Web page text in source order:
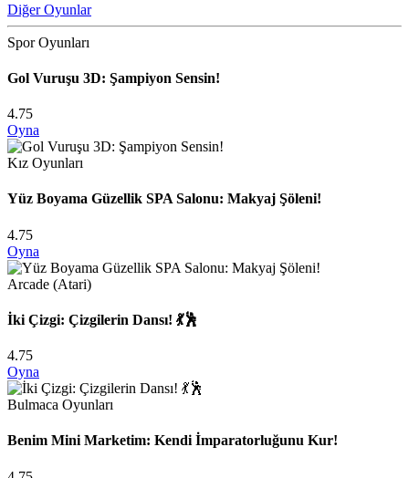
Diğer Oyunlar
Spor Oyunları
Gol Vuruşu 3D: Şampiyon Sensin!
4.75
Oyna
Kız Oyunları
Yüz Boyama Güzellik SPA Salonu: Makyaj Şöleni!
4.75
Oyna
Arcade (Atari)
İki Çizgi: Çizgilerin Dansı! 💃🕺
4.75
Oyna
Bulmaca Oyunları
Benim Mini Marketim: Kendi İmparatorluğunu Kur!